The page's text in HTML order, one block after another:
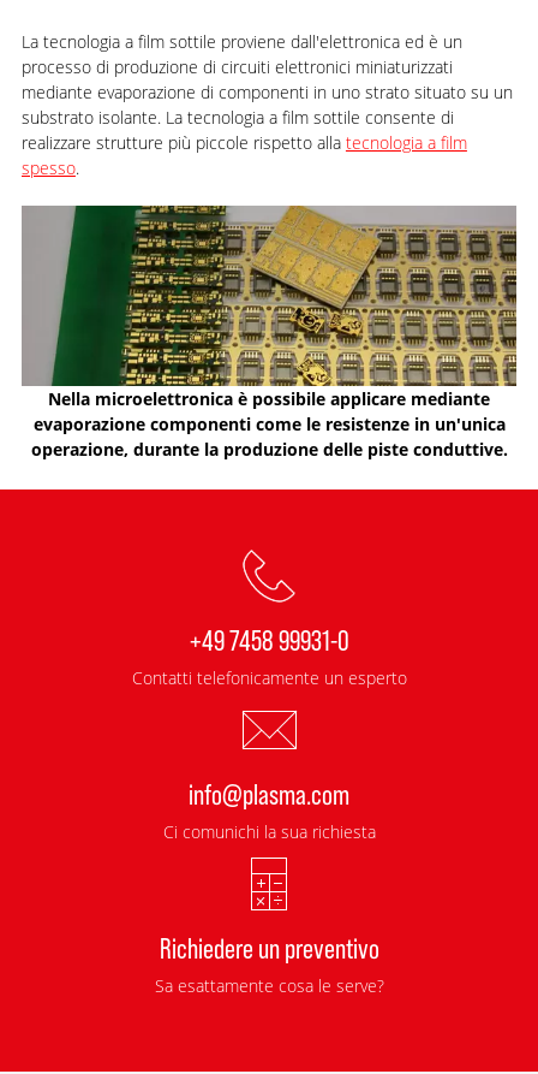
La tecnologia a film sottile proviene dall'elettronica ed è un
processo di produzione di circuiti elettronici miniaturizzati
mediante evaporazione di componenti in uno strato situato su un
substrato isolante. La tecnologia a film sottile consente di
realizzare strutture più piccole rispetto alla tecnologia a film
spesso.
Nella microelettronica è possibile applicare mediante
evaporazione componenti come le resistenze in un'unica
operazione, durante la produzione delle piste conduttive.
+49 7458 99931-0
Contatti telefonicamente un esperto
info@plasma.com
Ci comunichi la sua richiesta
Richiedere un preventivo
Sa esattamente cosa le serve?